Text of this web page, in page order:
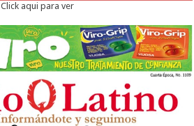
Click aqui para ver